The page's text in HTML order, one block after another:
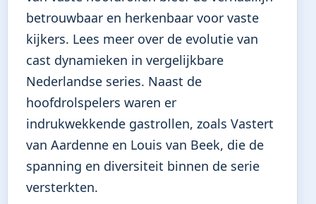
betrouwbaar en herkenbaar voor vaste
kijkers. Lees meer over de evolutie van
cast dynamieken in vergelijkbare
Nederlandse series. Naast de
hoofdrolspelers waren er
indrukwekkende gastrollen, zoals Vastert
van Aardenne en Louis van Beek, die de
spanning en diversiteit binnen de serie
versterkten.